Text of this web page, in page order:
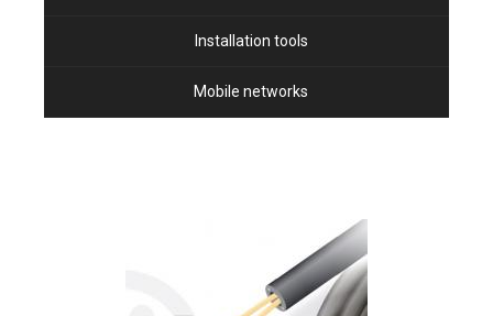
Installation tools
Mobile networks